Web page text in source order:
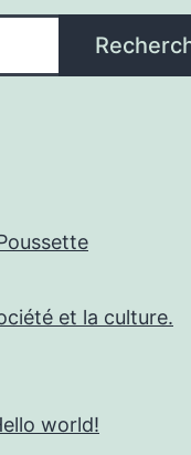
et la culture.
world!